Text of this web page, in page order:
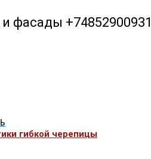
фасады +74852900931
гибкой черепицы